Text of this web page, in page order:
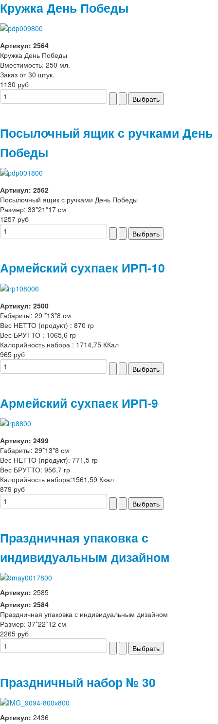
Кружка День Победы
Артикул: 2564
Кружка День Победы
Вместимость: 250 мл.
Заказ от 30 штук.
1130 руб
Посылочный ящик с ручками День
Победы
Артикул: 2562
Посылочный ящик с ручками День Победы
Размер: 33*21*17 см
1257 руб
Армейский сухпаек ИРП-10
Артикул: 2500
Габариты: 29 *13*8 см
Вес НЕТТО (продукт) : 870 гр
Вес БРУТТО : 1065,6 гр
Калорийность набора : 1714,75 ККал
965 руб
Армейский сухпаек ИРП-9
Артикул: 2499
Габариты: 29*13*8 см
Вес НЕТТО (продукт): 771,5 гр
Вес БРУТТО: 956,7 гр
Калорийность набора:1561,59 Ккал
879 руб
Праздничная упаковка с
индивидуальным дизайном
Артикул: 2585
Артикул: 2584
Праздничная упаковка с индивидуальным дизайном
Размер: 37*22*12 см
2265 руб
Праздничный набор № 30
Артикул: 2436